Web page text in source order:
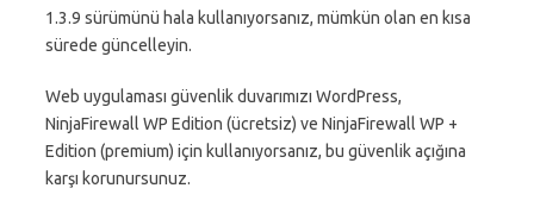
1.3.9 sürümünü hala kullanıyorsanız, mümkün olan en kısa
sürede güncelleyin.
Web uygulaması güvenlik duvarımızı WordPress,
NinjaFirewall WP Edition (ücretsiz) ve NinjaFirewall WP +
Edition (premium) için kullanıyorsanız, bu güvenlik açığına
karşı korunursunuz.